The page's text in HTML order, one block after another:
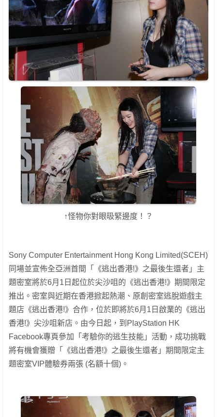
↑怪物你對眼昅緊邊度！？
Sony Computer Entertainment Hong Kong Limited(SCEH)
同場並宣佈全亞洲首間「《逃出香港!》之最後生還者」主
題密室將於6月1日起位於尖沙咀的《逃出香港!》期間限定
推出。密室與近期在香港掀起熱潮、原創密室逃脫遊戲主
題店《逃出香港!》合作，位於即將於6月1日啟業的《逃出
香港!》尖沙咀新店。由今日起，到PlayStation HK
Facebook專頁參加「考驗你的逃生技能」活動，成功挑戰
將有機會獲贈「《逃出香港!》之最後生還者」期間限定主
題密室VIP體驗券兩張 (名額十個)。